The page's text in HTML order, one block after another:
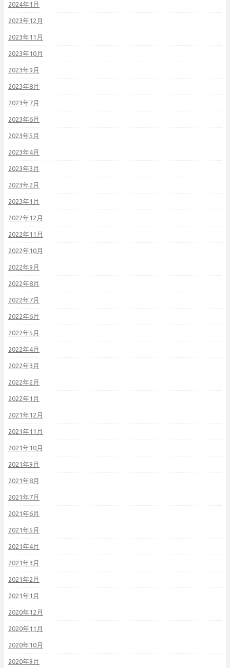
2024年1月
2023年12月
2023年11月
2023年10月
2023年9月
2023年8月
2023年7月
2023年6月
2023年5月
2023年4月
2023年3月
2023年2月
2023年1月
2022年12月
2022年11月
2022年10月
2022年9月
2022年8月
2022年7月
2022年6月
2022年5月
2022年4月
2022年3月
2022年2月
2022年1月
2021年12月
2021年11月
2021年10月
2021年9月
2021年8月
2021年7月
2021年6月
2021年5月
2021年4月
2021年3月
2021年2月
2021年1月
2020年12月
2020年11月
2020年10月
2020年9月